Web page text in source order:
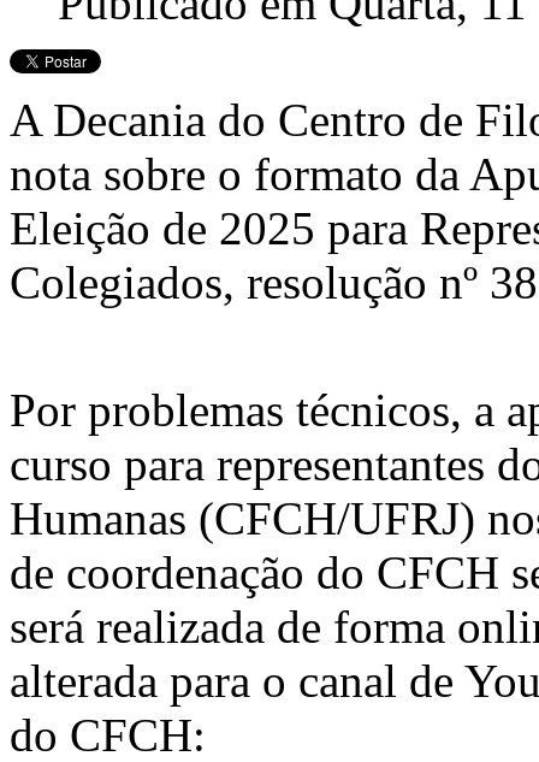
A Decania do Centro de
nota sobre o formato da
Eleição de 2025 para
Colegiados, resolução nº
Por problemas técnicos, a
curso para representantes
Humanas (CFCH/UFRJ)
de coordenação do CFCH
será realizada de forma
alterada para o canal de
do CFCH: